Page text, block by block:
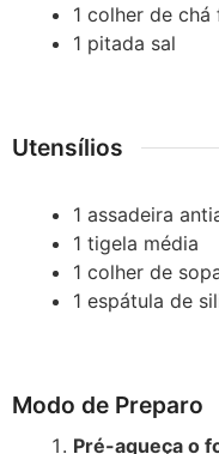
1 colher de chá
1 pitada sal
Utensílios
1 assadeira
1 tigela média
1 colher de
1 espátula de
Modo de Preparo
Pré-aqueça o